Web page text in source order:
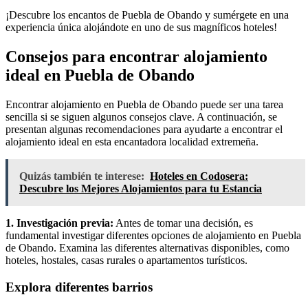
¡Descubre los encantos de Puebla de Obando y sumérgete en una
experiencia única alojándote en uno de sus magníficos hoteles!
Consejos para encontrar alojamiento
ideal en Puebla de Obando
Encontrar alojamiento en Puebla de Obando puede ser una tarea
sencilla si se siguen algunos consejos clave. A continuación, se
presentan algunas recomendaciones para ayudarte a encontrar el
alojamiento ideal en esta encantadora localidad extremeña.
Quizás también te interese: Hoteles en Codosera:
Descubre los Mejores Alojamientos para tu Estancia
1. Investigación previa: Antes de tomar una decisión, es
fundamental investigar diferentes opciones de alojamiento en Puebla
de Obando. Examina las diferentes alternativas disponibles, como
hoteles, hostales, casas rurales o apartamentos turísticos.
Explora diferentes barrios